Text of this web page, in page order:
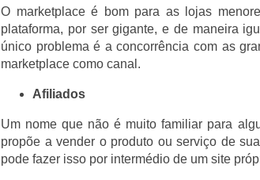
O marketplace é bom para as lojas
plataforma, por ser gigante, e de maneira
único problema é a concorrência com as
marketplace como canal.
Afiliados
Um nome que não é muito familiar para
propõe a vender o produto ou serviço de
pode fazer isso por intermédio de um site